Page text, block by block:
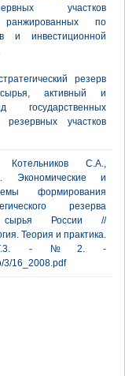
участков
ранжированных по
и инвестиционной
резерв
сырья, активный и
государственных
резервных участков
С.А.,
Экономические и
формирования
резерва
сырья России //
Теория и практика.
- №2. -
3/16_2008.pdf